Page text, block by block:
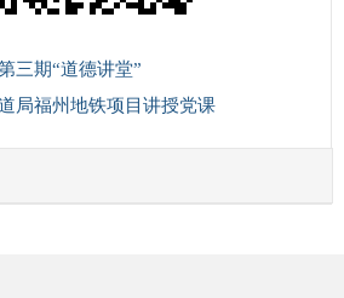
三期“道德讲堂”
局福州地铁项目讲授党课